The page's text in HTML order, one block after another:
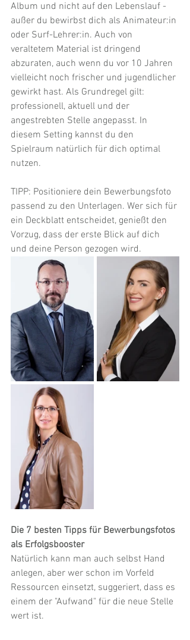
Album und nicht auf den Lebenslauf -
außer du bewirbst dich als Animateur:in
oder Surf-Lehrer:in. Auch von
veraltetem Material ist dringend
abzuraten, auch wenn du vor 10 Jahren
vielleicht noch frischer und jugendlicher
gewirkt hast. Als Grundregel gilt:
professionell, aktuell und der
angestrebten Stelle angepasst. In
diesem Setting kannst du den
Spielraum natürlich für dich optimal
nutzen.
TIPP: Positioniere dein Bewerbungsfoto
passend zu den Unterlagen. Wer sich für
ein Deckblatt entscheidet, genießt den
Vorzug, dass der erste Blick auf dich
und deine Person gezogen wird.
Die 7 besten Tipps für Bewerbungsfotos
als Erfolgsbooster
Natürlich kann man auch selbst Hand
anlegen, aber wer schon im Vorfeld
Ressourcen einsetzt, suggeriert, dass es
einem der "Aufwand" für die neue Stelle
wert ist.